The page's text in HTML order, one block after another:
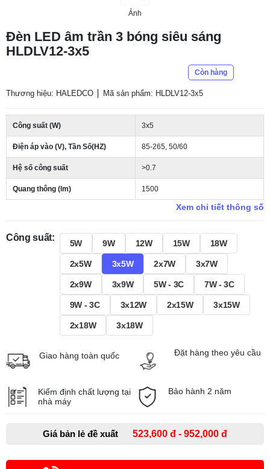
Ảnh
Đèn LED âm trần 3 bóng siêu sáng
HLDLV12-3x5
Còn hàng
Thương hiệu: HALEDCO Mã sản phẩm: HLDLV12-3x5
Công suất (W) 3x5
Điện áp vào (V), Tần Số(HZ) 85-265, 50/60
Hệ số công suất >0.7
Quang thông (lm) 1500
Xem chi tiết thông số
Công suất:
5W 9W 12W 15W 18W
2x5W 3x5W 2x7W 3x7W
2x9W 3x9W 5W - 3C 7W - 3C
9W - 3C 3x12W 2x15W 3x15W
2x18W 3x18W
Giao hàng toàn quốc Đặt hàng theo yêu cầu
Kiểm định chất lượng tại
nhà máy
Bảo hành 2 năm
Giá bản lẻ đề xuất 523,600 đ - 952,000 đ